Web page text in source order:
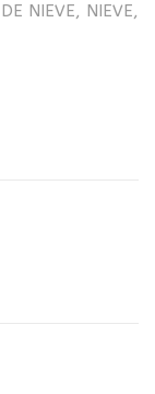
NIEVE, NIEVE,